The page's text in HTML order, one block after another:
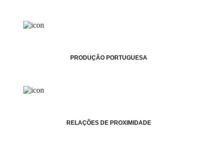
PRODUÇÃO PORTUGUESA
RELAÇÕES DE PROXIMIDADE